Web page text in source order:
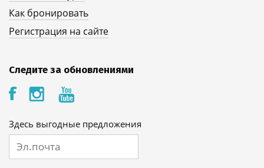
Как бронировать
Регистрация на сайте
Следите за обновлениями
Здесь выгодные предложения